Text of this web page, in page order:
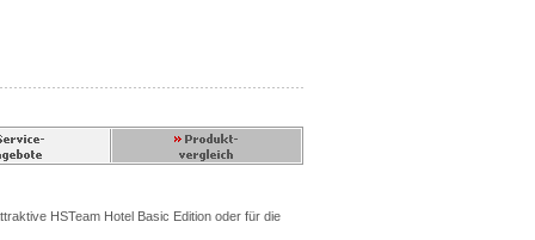
HSTeam Hotel Basic Edition oder für die